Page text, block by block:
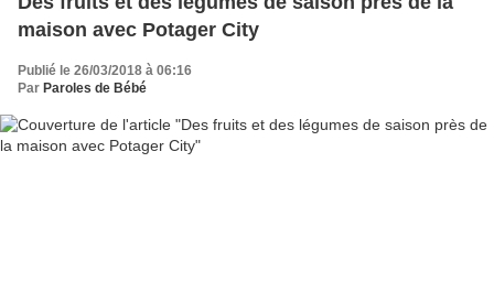
maison avec Potager City
Publié le 26/03/2018 à 06:16
Par Paroles de Bébé